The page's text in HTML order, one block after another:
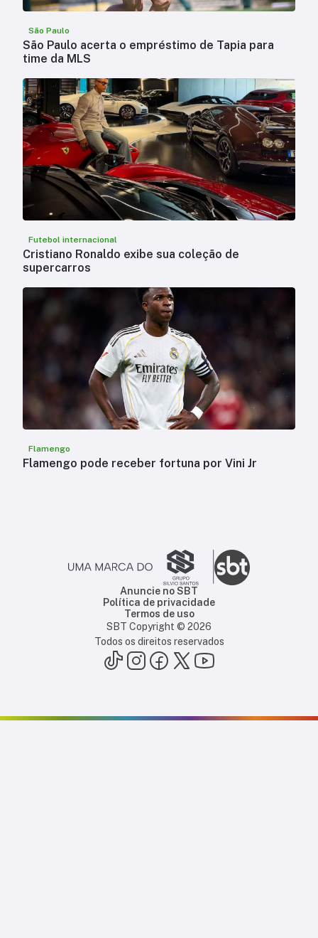
São Paulo
São Paulo acerta o empréstimo de Tapia para
time da MLS
Futebol internacional
Cristiano Ronaldo exibe sua coleção de
supercarros
Flamengo
Flamengo pode receber fortuna por Vini Jr
Anuncie no SBT
Política de privacidade
Termos de uso
SBT Copyright © 2026
Todos os direitos reservados